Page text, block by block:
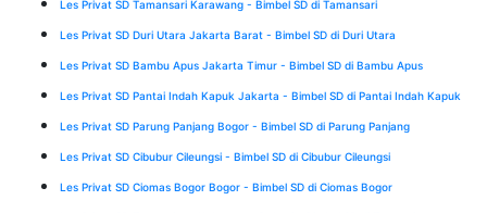
Les Privat SD Tamansari Karawang - Bimbel SD di Tamansari
Les Privat SD Duri Utara Jakarta Barat - Bimbel SD di Duri Utara
Les Privat SD Bambu Apus Jakarta Timur - Bimbel SD di Bambu Apus
Les Privat SD Pantai Indah Kapuk Jakarta - Bimbel SD di Pantai Indah Kapuk
Les Privat SD Parung Panjang Bogor - Bimbel SD di Parung Panjang
Les Privat SD Cibubur Cileungsi - Bimbel SD di Cibubur Cileungsi
Les Privat SD Ciomas Bogor Bogor - Bimbel SD di Ciomas Bogor